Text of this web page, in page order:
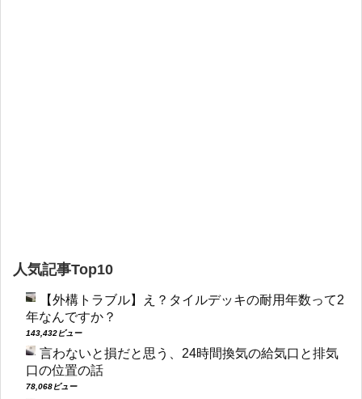
人気記事Top10
【外構トラブル】え？タイルデッキの耐用年数って2
年なんですか？
143,432ビュー
言わないと損だと思う、24時間換気の給気口と排気
口の位置の話
78,068ビュー